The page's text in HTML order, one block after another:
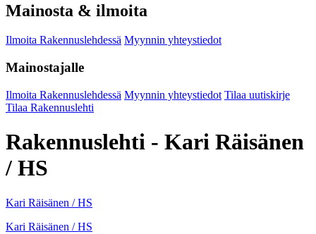
Mainosta & ilmoita
Ilmoita Rakennuslehdessä Myynnin yhteystiedot
Mainostajalle
Ilmoita Rakennuslehdessä Myynnin yhteystiedot Tilaa uutiskirje
Tilaa Rakennuslehti
Rakennuslehti - Kari Räisänen
/ HS
Kari Räisänen / HS
Kari Räisänen / HS